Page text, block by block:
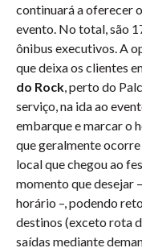
continuará a oferecer
evento. No total, são
ônibus executivos. A
que deixa os clientes
do Rock, perto do
serviço, na ida ao
embarque e marcar o
que geralmente
local que chegou ao
momento que desejar
horário –, podendo
destinos (exceto rota
saídas mediante